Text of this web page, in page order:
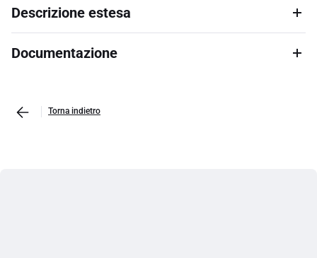
Descrizione estesa
Documentazione
Torna indietro